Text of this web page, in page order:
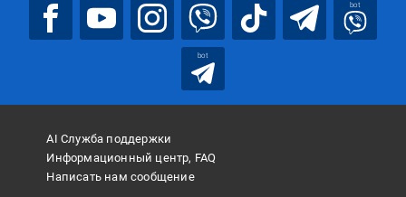
bot
bot
AI Служба поддержки
Информационный центр, FAQ
Написать нам сообщение